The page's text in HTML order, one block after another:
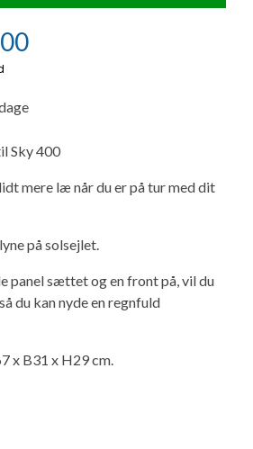
- godt at vide
campingvogn
campingvogn
og vinterfortelte
til specialvogne
klimaanlæg
din campingvogn
og sikkerhedsapp
vand i campingvognen
autocamper og campingvogn
- webshop
Sky 400
mere læ når du er på tur med dit
på solsejlet.
panel sættet og en front på, vil du
du kan nyde en regnfuld
x B31 x H29 cm.